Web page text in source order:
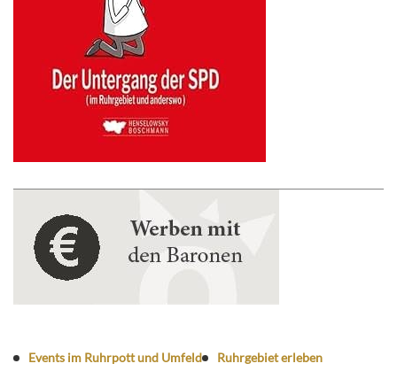
Events im Ruhrpott und Umfeld Ruhrgebiet erleben